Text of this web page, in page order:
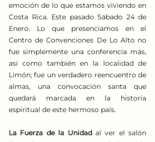
emoción de lo que estamos viviendo en
Costa Rica. Este pasado Sábado 24 de
Enero. Lo que presenciamos en el
Centro de Convenciones De Lo Alto no
fue simplemente una conferencia más,
así como también en la localidad de
Limón; fue un verdadero reencuentro de
almas, una convocación santa que
quedará marcada en la historia
espiritual de este hermoso país.
La Fuerza de la Unidad al ver el salón